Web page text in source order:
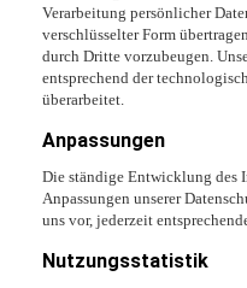
Verarbeitung persönlicher
verschlüsselter Form
durch Dritte vorzubeugen.
entsprechend der
überarbeitet.
Anpassungen
Die ständige Entwicklung des
Anpassungen unserer
uns vor, jederzeit
Nutzungsstatistik